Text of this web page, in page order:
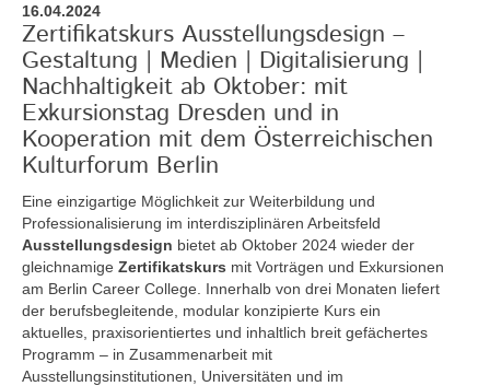
16.04.2024
Zertifikatskurs Ausstellungsdesign –
Gestaltung | Medien | Digitalisierung |
Nachhaltigkeit ab Oktober: mit
Exkursionstag Dresden und in
Kooperation mit dem Österreichischen
Kulturforum Berlin
Eine einzigartige Möglichkeit zur Weiterbildung und
Professionalisierung im interdisziplinären Arbeitsfeld
Ausstellungsdesign bietet ab Oktober 2024 wieder der
gleichnamige Zertifikatskurs mit Vorträgen und Exkursionen
am Berlin Career College. Innerhalb von drei Monaten liefert
der berufsbegleitende, modular konzipierte Kurs ein
aktuelles, praxisorientiertes und inhaltlich breit gefächertes
Programm – in Zusammenarbeit mit
Ausstellungsinstitutionen, Universitäten und im